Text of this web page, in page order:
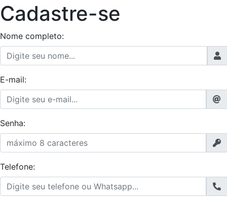
Cadastre-se
Nome completo:
E-mail:
Senha:
Telefone: